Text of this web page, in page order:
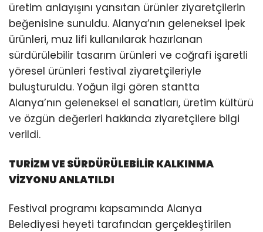
üretim anlayışını yansıtan ürünler ziyaretçilerin
beğenisine sunuldu. Alanya’nın geleneksel ipek
ürünleri, muz lifi kullanılarak hazırlanan
sürdürülebilir tasarım ürünleri ve coğrafi işaretli
yöresel ürünleri festival ziyaretçileriyle
buluşturuldu. Yoğun ilgi gören stantta
Alanya’nın geleneksel el sanatları, üretim kültürü
ve özgün değerleri hakkında ziyaretçilere bilgi
verildi.
TURİZM VE SÜRDÜRÜLEBİLİR KALKINMA
VİZYONU ANLATILDI
Festival programı kapsamında Alanya
Belediyesi heyeti tarafından gerçekleştirilen